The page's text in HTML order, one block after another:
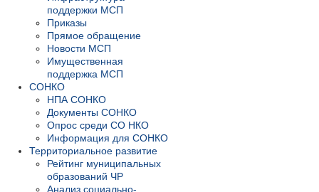
поддержки МСП
Приказы
Прямое обращение
Новости МСП
Имущественная
поддержка МСП
СОНКО
НПА СОНКО
Документы СОНКО
Опрос среди СО НКО
Информация для СОНКО
Территориальное развитие
Рейтинг муниципальных
образований ЧР
Анализ социально-